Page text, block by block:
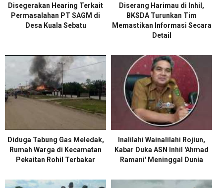
Disegerakan Hearing Terkait
Permasalahan PT SAGM di
Desa Kuala Sebatu
Diserang Harimau di Inhil,
BKSDA Turunkan Tim
Memastikan Informasi Secara
Detail
Diduga Tabung Gas Meledak,
Rumah Warga di Kecamatan
Pekaitan Rohil Terbakar
Inalilahi Wainalilahi Rojiun,
Kabar Duka ASN Inhil 'Ahmad
Ramani' Meninggal Dunia